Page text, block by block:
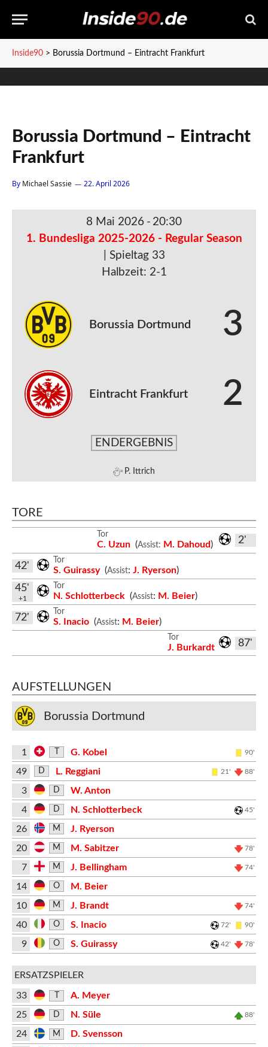
Inside90 > Borussia Dortmund – Eintracht Frankfurt
Borussia Dortmund – Eintracht
Frankfurt
By Michael Sassie 22. April 2026
8 Mai 2026 - 20:30
1. Bundesliga 2025-2026 - Regular Season
| Spieltag 33
Halbzeit: 2-1
Borussia Dortmund 3
Eintracht Frankfurt 2
ENDERGEBNIS
P. Ittrich
TORE
2'
Tor
C. Uzun (Assist: M. Dahoud)
Tor
S. Guirassy (Assist: J. Ryerson)
42'
Tor
N. Schlotterbeck (Assist: M. Beier)
45'
+1
Tor
S. Inacio (Assist: M. Beier)
72'
87'
Tor
J. Burkardt
AUFSTELLUNGEN
Borussia Dortmund
1 G. Kobel 90'
49 D L. Reggiani 21' 88'
3 D
W. Anton
4
D N. Schlotterbeck 45'
26 M
J. Ryerson
20
M M. Sabitzer 78'
7 M J. Bellingham 74'
14 O
M. Beier
10
M J. Brandt 74'
40 O S. Inacio 72' 90'
9 O S. Guirassy 42' 78'
ERSATZSPIELER
33
A. Meyer
25
D N. Süle 88'
24 M
D. Svensson